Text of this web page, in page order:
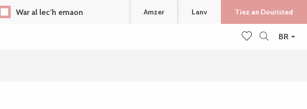
BR
War al lec’h emaon Amzer Lanv Tiez an Douristed